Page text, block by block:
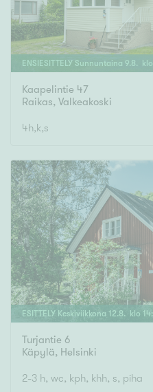
ENSIESITTELY Sunnuntaina 9.8. klo
Kaapelintie 47
Raikas, Valkeakoski
4h,k,s
ESITTELY Keskiviikkona 12.8. klo 14:
Turjantie 6
Käpylä, Helsinki
2-3 h, wc, kph, khh, s, piha